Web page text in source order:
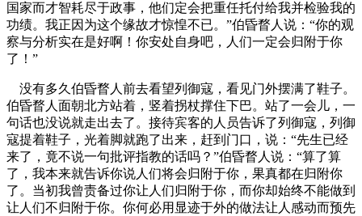
国家而才智耗尽于政事，他们定会把重任托付给我并检验我的
功绩。我正因为这个缘故才惊惶不已。”伯昏瞀人说：“你的观
察与分析实在是好啊！你安处自身吧，人们一定会归附于你
了！”
没有多久伯昏瞀人前去看望列御寇，看见门外摆满了鞋子。
伯昏瞀人面朝北方站着，竖着拐杖撑住下巴。站了一会儿，一
句话也没说就走出去了。接待宾客的人员告诉了列御寇，列御
寇提着鞋子，光着脚就跑了出来，赶到门口，说：“先生已经
来了，竟不说一句批评指教的话吗？”伯昏瞀人说：“算了算
了，我本来就告诉你说人们将会归附于你，果真都在归附你
了。当初我曾责备过你让人们归附于你，而你却始终不能做到
让人们不归附于你。你何必用显迹于外的做法让人感动而预先